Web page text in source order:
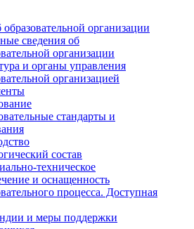
организации
сведения об
организации
и органы управления
организацией
стандарты и
состав
техническое
и оснащенность
процесса. Доступная
и меры поддержки